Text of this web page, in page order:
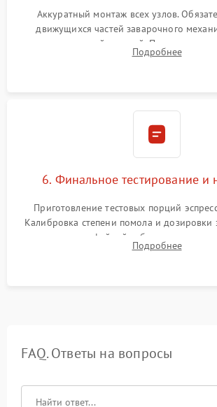
Аккуратный монтаж всех узлов.
движущихся частей заварочного
силиконовой смазкой. Проведение
декальцинации и очистки системы от
Подробнее
6. Финальное тестирование и
Приготовление тестовых порций
Калибровка степени помола и дозировки
плотности кофейной таблетки,
качества молочной пены. Контроль
Подробнее
FAQ. Ответы на вопросы